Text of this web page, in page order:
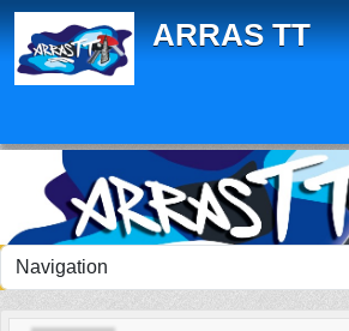
ARRAS TT
Panneau de gestion des cookies